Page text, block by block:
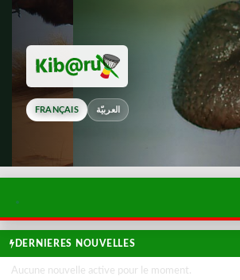
FRANÇAIS العربيّة
DERNIERES NOUVELLES
Aucune nouvelle active pour le moment.